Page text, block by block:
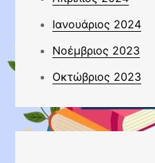
Ιανουάριος 2024
Νοέμβριος 2023
Οκτώβριος 2023